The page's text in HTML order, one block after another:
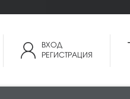
ВХОД
РЕГИСТРАЦИЯ